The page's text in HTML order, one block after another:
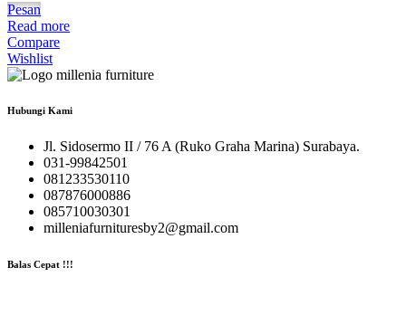
Pesan
Read more
Compare
Wishlist
Hubungi Kami
Jl. Sidosermo II / 76 A (Ruko Graha Marina) Surabaya.
031-99842501
081233530110
087876000886
085710030301
milleniafurnituresby2@gmail.com
Balas Cepat !!!